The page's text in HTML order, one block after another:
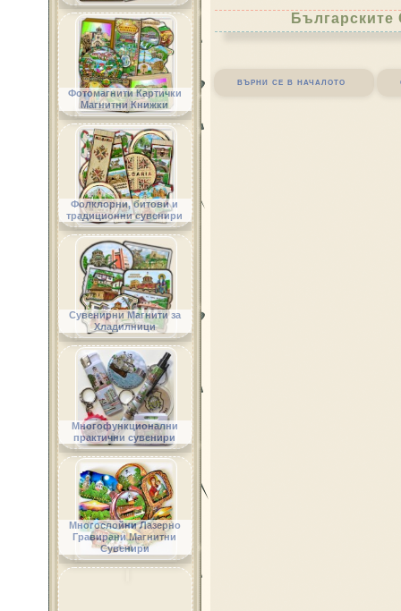
върни се в началото
Фотомагнити Картички
Магнитни Книжки
Фолклорни, битови и
традиционни сувенири
Сувенирни Магнити за
Хладилници
Многофункционални
практични сувенири
Многослойни Лазерно
Гравирани Магнитни
Сувенири